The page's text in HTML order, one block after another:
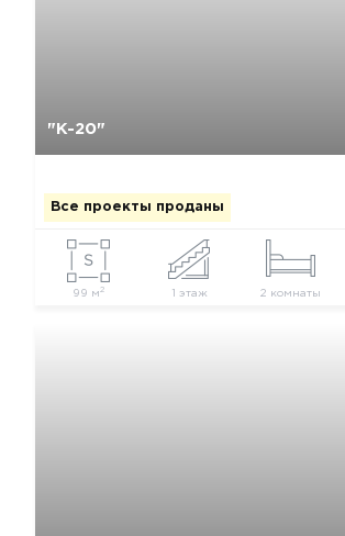
"К-20"
Все проекты проданы
99 м 2 1 этаж 2 комнаты